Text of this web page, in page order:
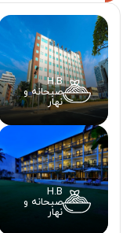
H.B
صبحانه و
نهار
H.B
صبحانه و
نهار